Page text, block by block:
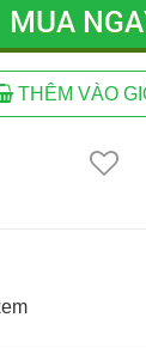
MUA
THÊM VÀO